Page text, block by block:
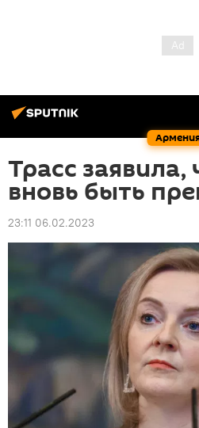
Трасс заявила,
вновь быть
23:11 06.02.2023